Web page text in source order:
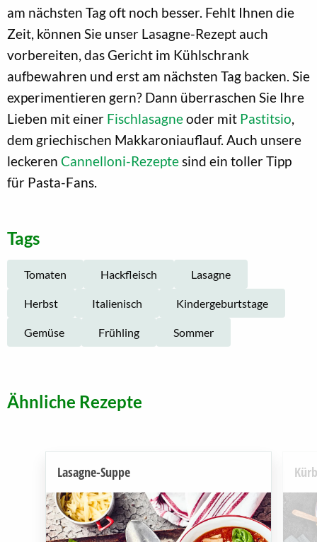
am nächsten Tag oft noch besser. Fehlt Ihnen die
Zeit, können Sie unser Lasagne-Rezept auch
vorbereiten, das Gericht im Kühlschrank
aufbewahren und erst am nächsten Tag backen. Sie
experimentieren gern? Dann überraschen Sie Ihre
Lieben mit einer Fischlasagneoder mit Pastitsio,
dem griechischen Makkaroniauflauf. Auch unsere
leckeren Cannelloni-Rezeptesind ein toller Tipp
für Pasta-Fans.
Tags
Tomaten Hackfleisch Lasagne
Herbst Italienisch Kindergeburtstage
Gemüse Frühling Sommer
Ähnliche Rezepte
Lasagne-Suppe